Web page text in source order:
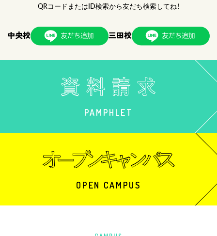
QRコードまたはID検索から友だち検索してね！
中央校 三田校
PAMPHLET
OPEN CAMPUS